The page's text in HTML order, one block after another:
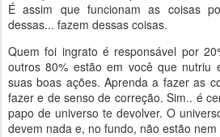
É assim que funcionam as coisas
dessas... fazem dessas coisas.
Quem foi ingrato é responsável por
outros 80% estão em você que nutriu
suas boas ações. Aprenda a fazer as
fazer e de senso de correção. Sim.. é
papo de universo te devolver. O
devem nada e, no fundo, não estão